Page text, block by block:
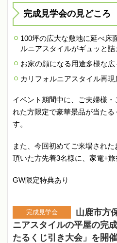
完成見学会の見どころ
100坪の広大な敷地に延べ床
ルニアスタイルがギュッと
お家の顔になる用途多様な
カリフォルニアスタイル再
イベント期間中に、ご夫婦様
れた方限定で豪華景品が当た
す。
また、今回初めてご来場され
頂いた方先着3名様に、家電+旅
GW限定特典あり
山鹿市方
ニアスタイルの平屋の完
たるくじ引き大会」を開催
完成見学会